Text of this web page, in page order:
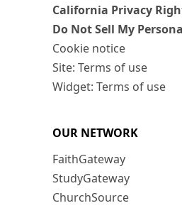
California Privacy
Do Not Sell My
Cookie notice
Site: Terms of use
Widget: Terms of use
OUR NETWORK
FaithGateway
StudyGateway
ChurchSource